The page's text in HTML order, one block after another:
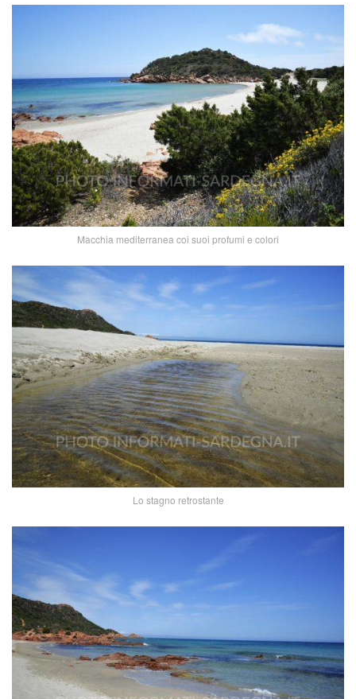
Macchia mediterranea coi suoi profumi e colori
Lo stagno retrostante